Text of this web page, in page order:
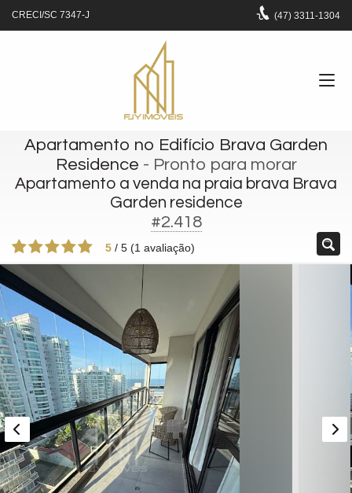
CRECI/SC 7347-J (47) 3311-1304
Apartamento no Edifício Brava Garden
Residence - Pronto para morar
Apartamento a venda na praia brava Brava
Garden residence
#2.418
5 / 5 (1 avaliação)